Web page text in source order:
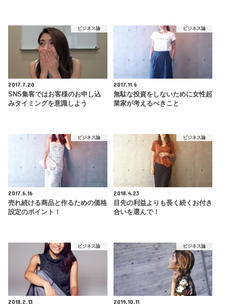
ビジネス論
2017.7.20
SNS集客ではお客様のお申し込
みタイミングを意識しよう
ビジネス論
2017.11.6
無駄な投資をしないために女性起
業家が考えるべきこと
ビジネス論
2017.6.16
売れ続ける商品と作るための価格
設定のポイント！
ビジネス論
2018.4.23
目先の利益よりも長く続くお付き
合いを選んで！
ビジネス論
2018.2.13
ビジネス論
2019.10.11